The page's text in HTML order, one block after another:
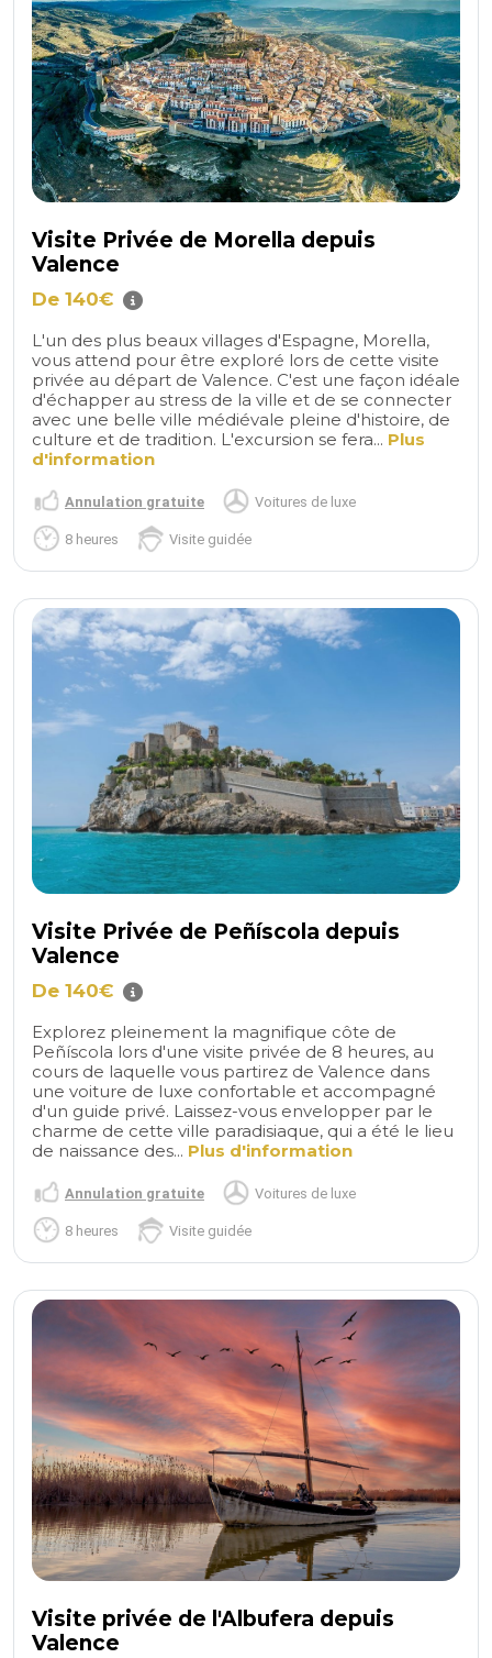
Visite Privée de Morella depuis
Valence
De 140€
L'un des plus beaux villages d'Espagne, Morella,
vous attend pour être exploré lors de cette visite
privée au départ de Valence. C'est une façon idéale
d'échapper au stress de la ville et de se connecter
avec une belle ville médiévale pleine d'histoire, de
culture et de tradition. L'excursion se fera... Plus
d'information
Annulation gratuite Voitures de luxe
8 heures Visite guidée
Visite Privée de Peñíscola depuis
Valence
De 140€
Explorez pleinement la magnifique côte de
Peñíscola lors d'une visite privée de 8 heures, au
cours de laquelle vous partirez de Valence dans
une voiture de luxe confortable et accompagné
d'un guide privé. Laissez-vous envelopper par le
charme de cette ville paradisiaque, qui a été le lieu
de naissance des... Plus d'information
Annulation gratuite Voitures de luxe
8 heures Visite guidée
Visite privée de l'Albufera depuis
Valence